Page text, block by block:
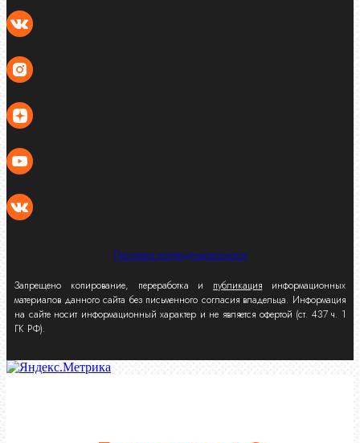
Политика конфиденциальности
Запрещено копирование, переработка и публикация информационных
материалов данного сайта без письменного согласия владельца. Информация
на сайте носит информационный характер и не является офертой (ст. 437 ч. 1
ГК РФ).